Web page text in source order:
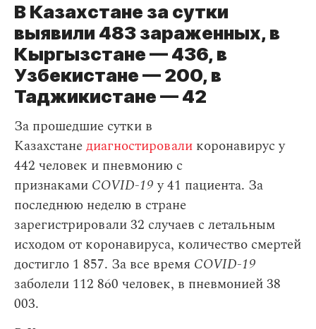
В Казахстане за сутки
выявили 483 зараженных, в
Кыргызстане — 436, в
Узбекистане — 200, в
Таджикистане — 42
За прошедшие сутки в
Казахстанедиагностировали коронавирус у
442 человек и пневмонию с
признаками COVID-19у 41 пациента. За
последнюю неделю в стране
зарегистрировали 32 случаев с летальным
исходом от коронавируса, количество смертей
достигло 1 857. За все время COVID-19
заболели 112 860 человек, в пневмонией 38
003.